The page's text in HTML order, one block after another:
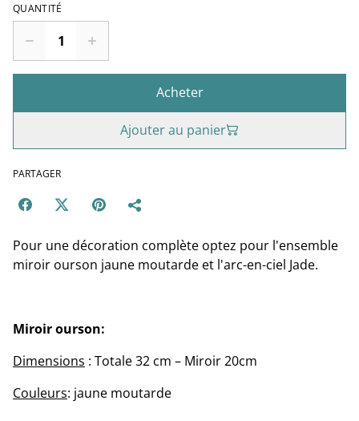
QUANTITÉ
Acheter
Ajouter au panier
PARTAGER
Pour une décoration complète optez pour l'ensemble
miroir ourson jaune moutarde et l'arc-en-ciel Jade.
Miroir ourson:
Dimensions : Totale 32 cm – Miroir 20cm
Couleurs: jaune moutarde